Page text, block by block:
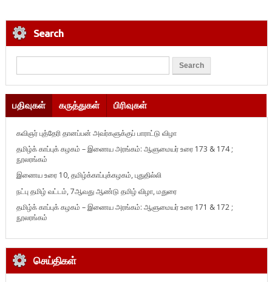
Search
பதிவுகள் கருத்துகள் பிரிவுகள்
கவிஞர் புத்தேரி தானப்பன் அவர்களுக்குப் பாராட்டு விழா
தமிழ்க் காப்புக் கழகம் – இணைய அரங்கம்: ஆளுமையர் உரை 173 & 174 ;
நூலரங்கம்
இணைய உரை 10, தமிழ்க்காப்புக்கழகம், புதுதில்லி
நட்பு தமிழ் வட்டம், 7ஆவது ஆண்டு தமிழ் விழா, மதுரை
தமிழ்க் காப்புக் கழகம் – இணைய அரங்கம்: ஆளுமையர் உரை 171 & 172 ;
நூலரங்கம்
செய்திகள்